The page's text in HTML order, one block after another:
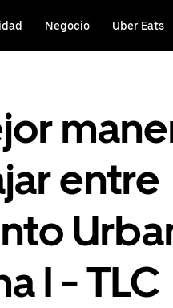
Negocio Uber Eats
entre
I - TLC